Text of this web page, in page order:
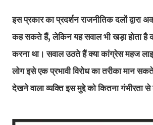
इस प्रकार का प्रदर्शन राजनीतिक दलों
कह सकते हैं, लेकिन यह सवाल भी खड़ा होता है
करना था। सवाल उठते हैं क्या कांग्रेस महज
लोग इसे एक प्रभावी विरोध का तरीका मान
देखने वाला व्यक्ति इस मुद्दे को कितना गंभीरता